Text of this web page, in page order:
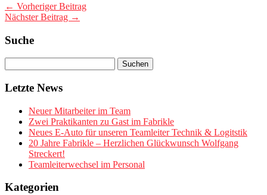
← Vorheriger Beitrag
Nächster Beitrag →
Suche
Letzte News
Neuer Mitarbeiter im Team
Zwei Praktikanten zu Gast im Fabrikle
Neues E-Auto für unseren Teamleiter Technik & Logitstik
20 Jahre Fabrikle – Herzlichen Glückwunsch Wolfgang
Streckert!
Teamleiterwechsel im Personal
Kategorien